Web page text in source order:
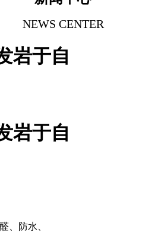
NEWS CENTER
岩于自
岩于自
、防水、